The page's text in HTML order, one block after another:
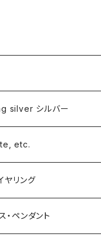
silver シルバー
ット
etc.
ヤリング
・ペンダント